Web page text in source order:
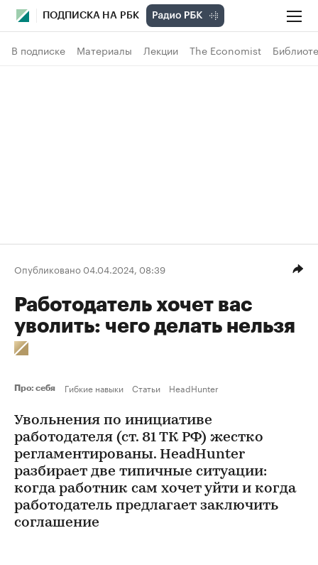
ПОДПИСКА НА РБК
В подписке Материалы Лекции The Economist
Опубликовано 04.04.2024, 08:39
Работодатель хочет вас
уволить: чего делать нельзя
Про: себя Гибкие навыки Статьи HeadHunter
Увольнения по инициативе
работодателя (ст. 81 ТК РФ) жестко
регламентированы. HeadHunter
разбирает две типичные ситуации:
когда работник сам хочет уйти и когда
работодатель предлагает заключить
соглашение